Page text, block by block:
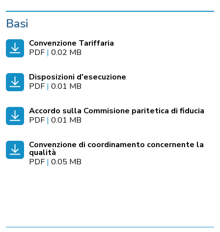
Basi
Convenzione Tariffaria
PDF | 0.02 MB
Disposizioni d'esecuzione
PDF | 0.01 MB
Accordo sulla Commisione paritetica di fiducia
PDF | 0.01 MB
Convenzione di coordinamento concernente la
qualità
PDF | 0.05 MB